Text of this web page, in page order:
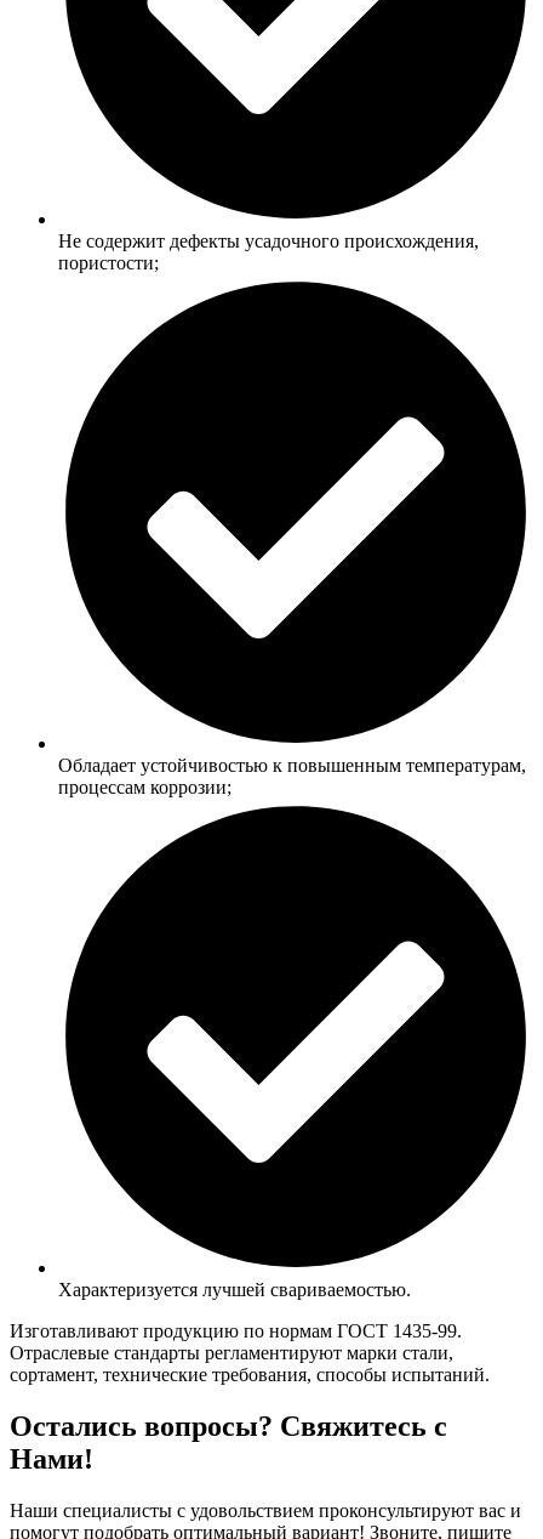
Не содержит дефекты усадочного происхождения,
пористости;
Обладает устойчивостью к повышенным температурам,
процессам коррозии;
Характеризуется лучшей свариваемостью.
Изготавливают продукцию по нормам ГОСТ 1435-99.
Отраслевые стандарты регламентируют марки стали,
сортамент, технические требования, способы испытаний.
Остались вопросы? Свяжитесь с
Нами!
Наши специалисты с удовольствием проконсультируют вас и
помогут подобрать оптимальный вариант! Звоните, пишите